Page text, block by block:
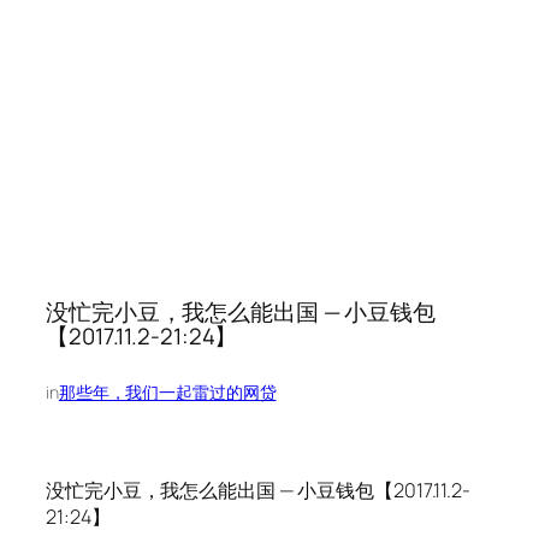
没忙完小豆，我怎么能出国 — 小豆钱包
【2017.11.2-21:24】
in那些年，我们一起雷过的网贷
没忙完小豆，我怎么能出国 — 小豆钱包【2017.11.2-
21:24】